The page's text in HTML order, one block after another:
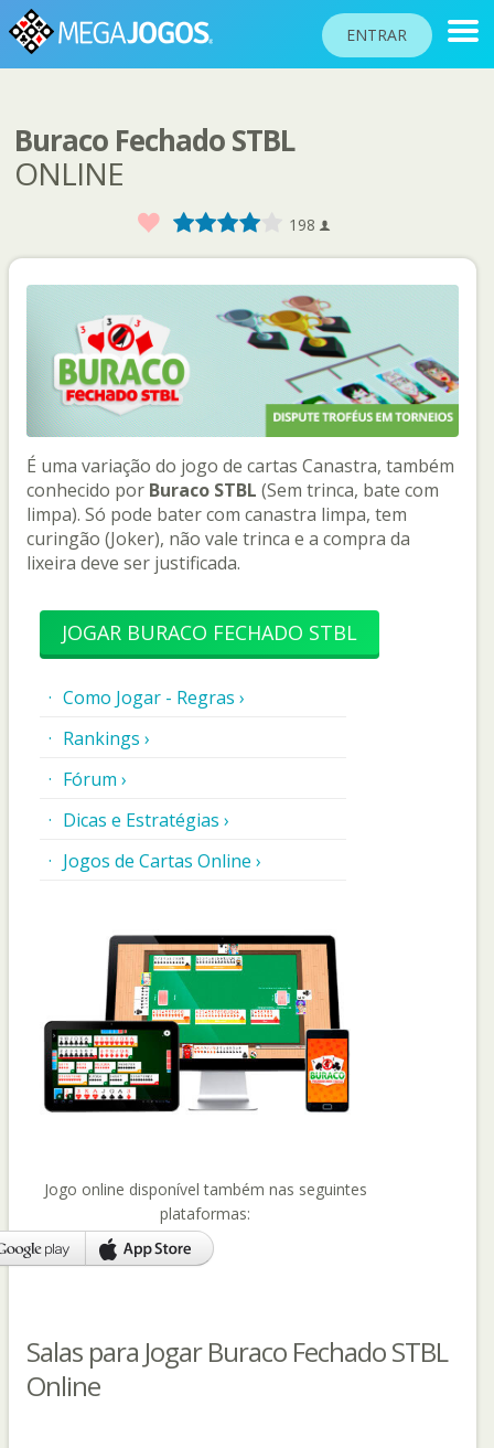
ENTRAR
RANKINGS
TORNEIOS
COMUNIDADE
BLOG
AJUDA
PASSAPORTE
JOGAR
Idioma do site
Buraco Fechado STBL
ONLINE
Favorito 5
3
2
1 198
É uma variação do jogo de cartas Canastra, também
conhecido por Buraco STBL (Sem trinca, bate com
limpa). Só pode bater com canastra limpa, tem
curingão (Joker), não vale trinca e a compra da
lixeira deve ser justificada.
JOGAR BURACO FECHADO STBL
Como Jogar - Regras ›
Rankings ›
Fórum ›
Dicas e Estratégias ›
Jogos de Cartas Online ›
Jogo online disponível também nas seguintes
plataformas:
Salas para Jogar Buraco Fechado STBL
Online